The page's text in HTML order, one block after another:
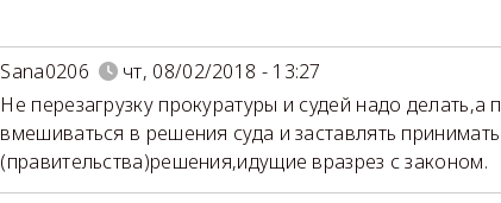
Sana0206
чт, 08/02/2018 - 13:27
Не перезагрузку прокуратуры и судей надо делать,а
вмешиваться в решения суда и заставлять
(правительства)решения,идущие вразрез с законом.